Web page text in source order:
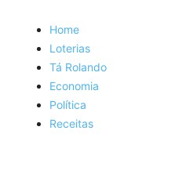
Home
Loterias
Tá Rolando
Economia
Política
Receitas